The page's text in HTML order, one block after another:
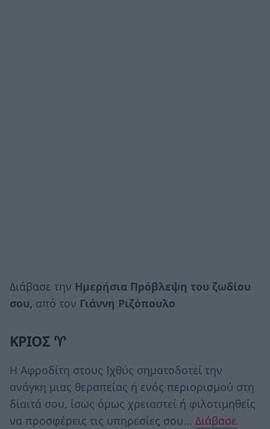
Διάβασε την Ημερήσια Πρόβλεψη του ζωδίου
σου, από τον Γιάννη Ριζόπουλο
ΚΡΙΟΣ ♈
Η Αφροδίτη στους Ιχθύς σηματοδοτεί την
ανάγκη μιας θεραπείας ή ενός περιορισμού στη
δίαιτά σου, ίσως όμως χρειαστεί ή φιλοτιμηθείς
να προσφέρεις τις υπηρεσίες σου... Διάβασε